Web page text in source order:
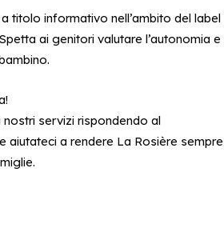
a titolo informativo nell’ambito del label
ai genitori valutare l’autonomia e
servizi rispondendo al
e aiutateci a rendere La Rosière sempre